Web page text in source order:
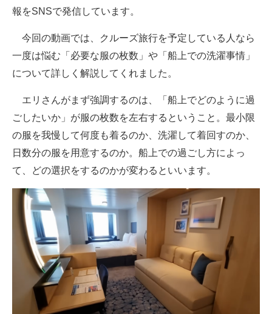
報をSNSで発信しています。
今回の動画では、クルーズ旅行を予定している人なら
一度は悩む「必要な服の枚数」や「船上での洗濯事情」
について詳しく解説してくれました。
エリさんがまず強調するのは、「船上でどのように過
ごしたいか」が服の枚数を左右するということ。最小限
の服を我慢して何度も着るのか、洗濯して着回すのか、
日数分の服を用意するのか。船上での過ごし方によっ
て、どの選択をするのかが変わるといいます。